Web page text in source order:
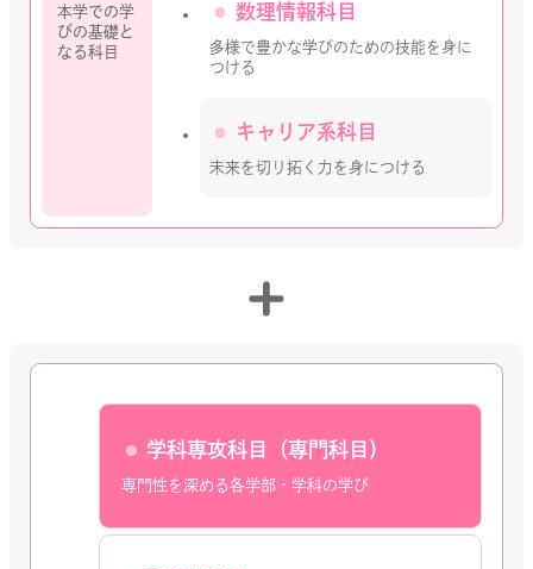
本学での学
びの基礎と
なる科目
数理情報科目
多様で豊かな学びのための技能を身に
つける
キャリア系科目
未来を切り拓く力を身につける
学科専攻科目（専門科目）
専門性を深める各学部・学科の学び